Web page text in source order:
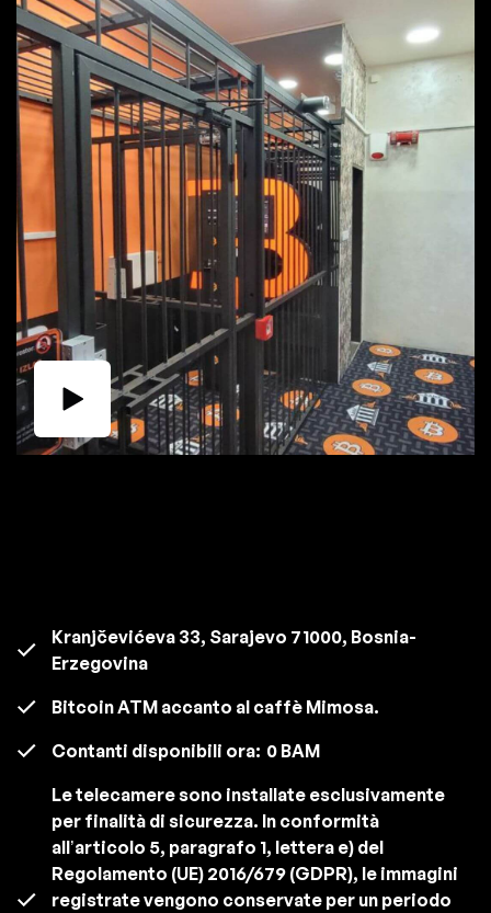
Kranjčevićeva 33, Sarajevo 71000, Bosnia-
Erzegovina
Bitcoin ATM accanto al caffè Mimosa.
Contanti disponibili ora: 0 BAM
Le telecamere sono installate esclusivamente
per finalità di sicurezza. In conformità
all’articolo 5, paragrafo 1, lettera e) del
Regolamento (UE) 2016/679 (GDPR), le immagini
registrate vengono conservate per un periodo